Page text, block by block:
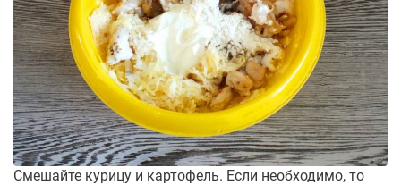
Смешайте курицу и картофель. Если необходимо, то